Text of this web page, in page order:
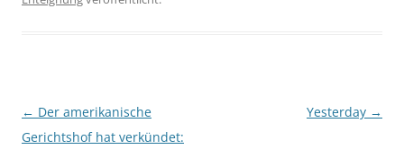
Beitragsnavigation
← Der amerikanische
Gerichtshof hat verkündet:
Yesterday →